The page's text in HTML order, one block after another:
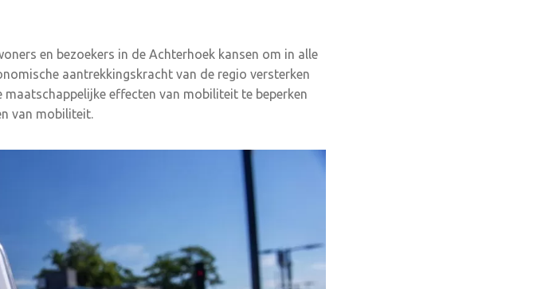
en bezoekers in de Achterhoek kansen om in alle
aantrekkingskracht van de regio versterken
effecten van mobiliteit te beperken
van mobiliteit.